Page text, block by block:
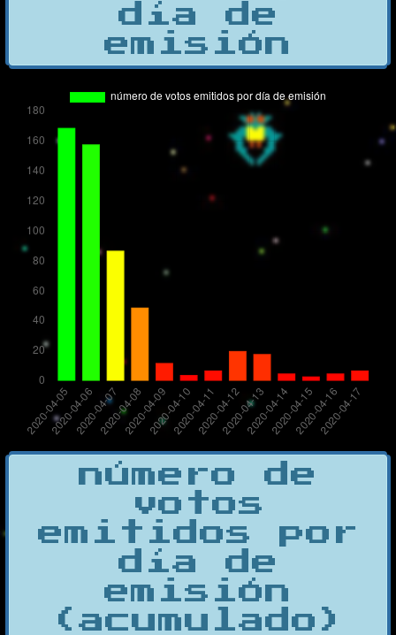
día de
emisión
número de
votos
emitidos por
día de
emisión
(acumulado)